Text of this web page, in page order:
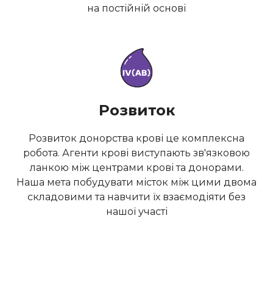
на постійній основі
Розвиток
Розвиток донорства крові це комплексна
робота. Агенти крові виступають зв'язковою
ланкою між центрами крові та донорами.
Наша мета побудувати місток між цими двома
складовими та навчити їх взаємодіяти без
нашої участі